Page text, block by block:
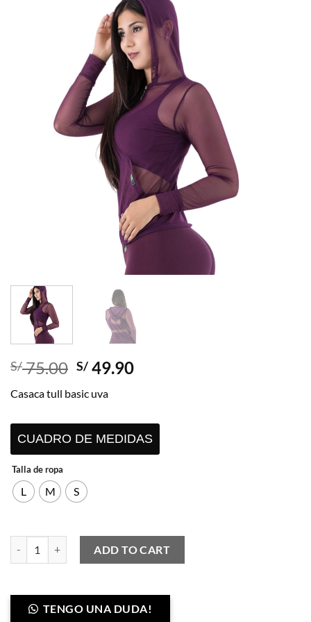
S/75.00 Original
was:
S/ 49.90Current
Casaca tull basic uva
CUADRO DE MEDIDAS
Talla de ropa
L M S
ADD TO CART
TENGO UNA DUDA!